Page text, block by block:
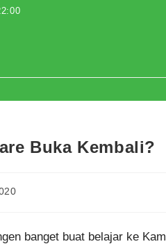
Buka Kembali?
banget buat belajar ke